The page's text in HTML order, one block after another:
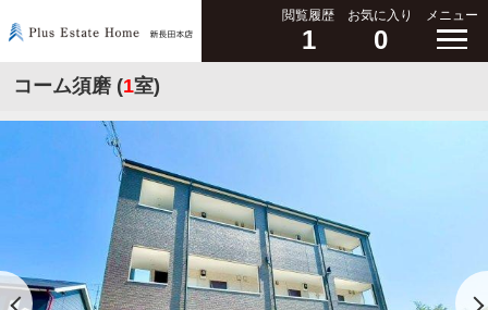
閲覧履歴
1
お気に入り
0
メニュー
コーム須磨 (1室)